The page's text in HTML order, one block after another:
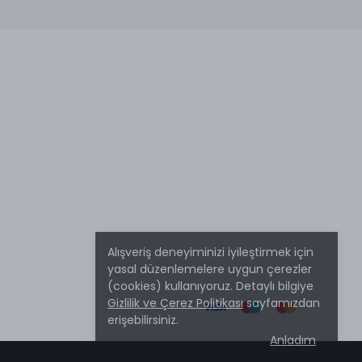
Alışveriş deneyiminizi iyileştirmek için
yasal düzenlemelere uygun çerezler
(cookies) kullanıyoruz. Detaylı bilgiye
Gizlilik ve Çerez Politikasısayfamızdan
erişebilirsiniz.
Anladım